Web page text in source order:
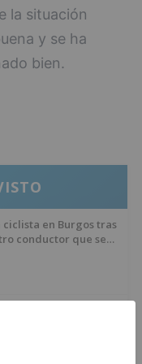
la situación
y se ha
bien.
ciclista en Burgos tras
conductor que se